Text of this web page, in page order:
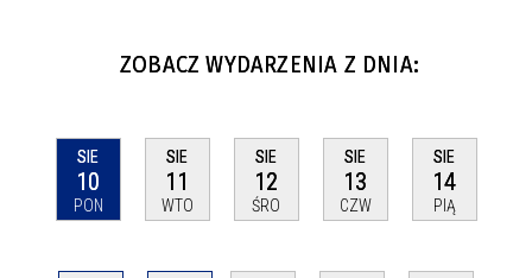
ZOBACZ WYDARZENIA Z DNIA:
SIE
10
PON
SIE
11
WTO
SIE
12
ŚRO
SIE
13
CZW
SIE
14
PIĄ